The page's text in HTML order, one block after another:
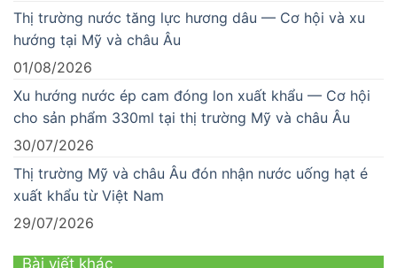
Thị trường nước tăng lực hương dâu — Cơ hội và xu
hướng tại Mỹ và châu Âu
01/08/2026
Xu hướng nước ép cam đóng lon xuất khẩu — Cơ hội
cho sản phẩm 330ml tại thị trường Mỹ và châu Âu
30/07/2026
Thị trường Mỹ và châu Âu đón nhận nước uống hạt é
xuất khẩu từ Việt Nam
29/07/2026
Bài viết khác